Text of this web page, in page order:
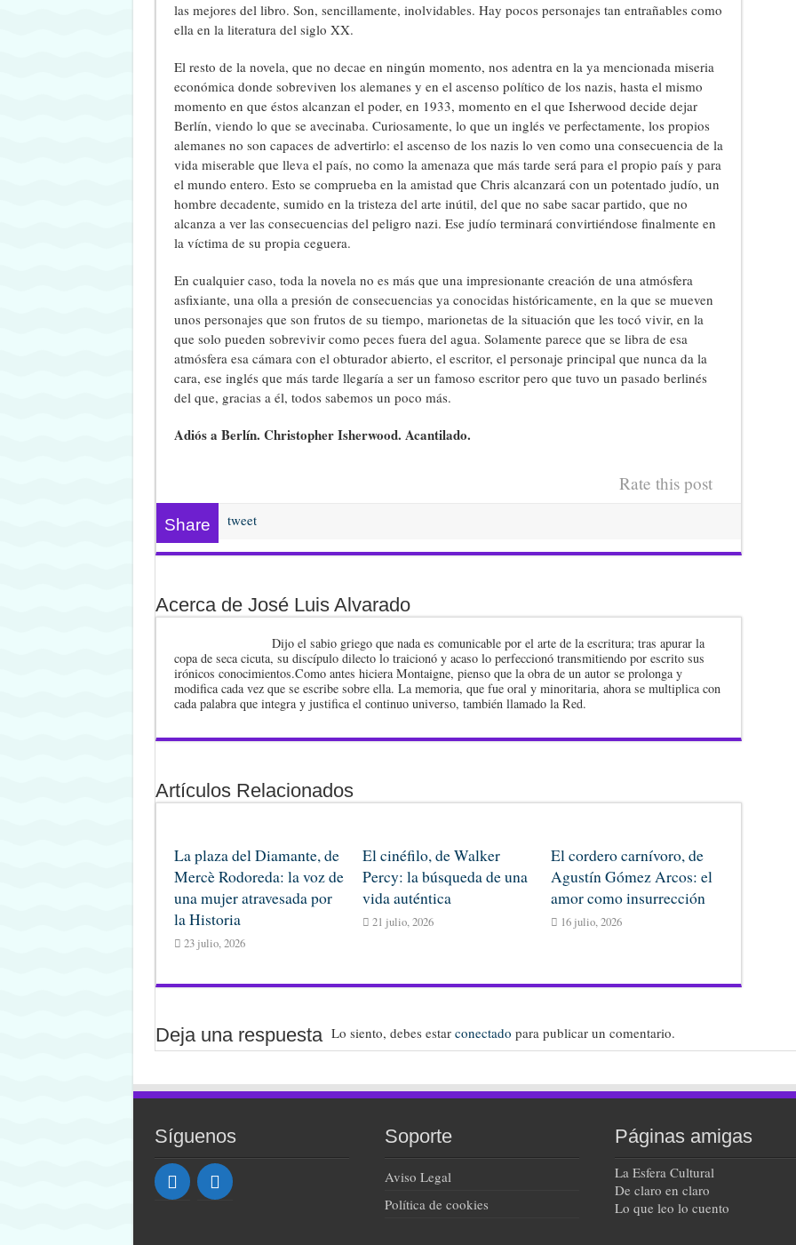
las mejores del libro. Son, sencillamente, inolvidables. Hay pocos personajes tan entrañables como
ella en la literatura del siglo XX.
El resto de la novela, que no decae en ningún momento, nos adentra en la ya mencionada miseria
económica donde sobreviven los alemanes y en el ascenso político de los nazis, hasta el mismo
momento en que éstos alcanzan el poder, en 1933, momento en el que Isherwood decide dejar
Berlín, viendo lo que se avecinaba. Curiosamente, lo que un inglés ve perfectamente, los propios
alemanes no son capaces de advertirlo: el ascenso de los nazis lo ven como una consecuencia de la
vida miserable que lleva el país, no como la amenaza que más tarde será para el propio país y para
el mundo entero. Esto se comprueba en la amistad que Chris alcanzará con un potentado judío, un
hombre decadente, sumido en la tristeza del arte inútil, del que no sabe sacar partido, que no
alcanza a ver las consecuencias del peligro nazi. Ese judío terminará convirtiéndose finalmente en
la víctima de su propia ceguera.
En cualquier caso, toda la novela no es más que una impresionante creación de una atmósfera
asfixiante, una olla a presión de consecuencias ya conocidas históricamente, en la que se mueven
unos personajes que son frutos de su tiempo, marionetas de la situación que les tocó vivir, en la
que solo pueden sobrevivir como peces fuera del agua. Solamente parece que se libra de esa
atmósfera esa cámara con el obturador abierto, el escritor, el personaje principal que nunca da la
cara, ese inglés que más tarde llegaría a ser un famoso escritor pero que tuvo un pasado berlinés
del que, gracias a él, todos sabemos un poco más.
Adiós a Berlín. Christopher Isherwood. Acantilado.
Rate this post
Share tweet
Acerca de José Luis Alvarado
Dijo el sabio griego que nada es comunicable por el arte de la escritura; tras apurar la
copa de seca cicuta, su discípulo dilecto lo traicionó y acaso lo perfeccionó transmitiendo por escrito sus
irónicos conocimientos.Como antes hiciera Montaigne, pienso que la obra de un autor se prolonga y
modifica cada vez que se escribe sobre ella. La memoria, que fue oral y minoritaria, ahora se multiplica con
cada palabra que integra y justifica el continuo universo, también llamado la Red.
Artículos Relacionados
La plaza del Diamante, de
Mercè Rodoreda: la voz de
una mujer atravesada por
la Historia
23 julio, 2026
El cinéfilo, de Walker
Percy: la búsqueda de una
vida auténtica
21 julio, 2026
El cordero carnívoro, de
Agustín Gómez Arcos: el
amor como insurrección
16 julio, 2026
Deja una respuesta Lo siento, debes estar conectado para publicar un comentario.
Síguenos Soporte
Aviso Legal
Política de cookies
Páginas amigas
La Esfera Cultural
De claro en claro
Lo que leo lo cuento